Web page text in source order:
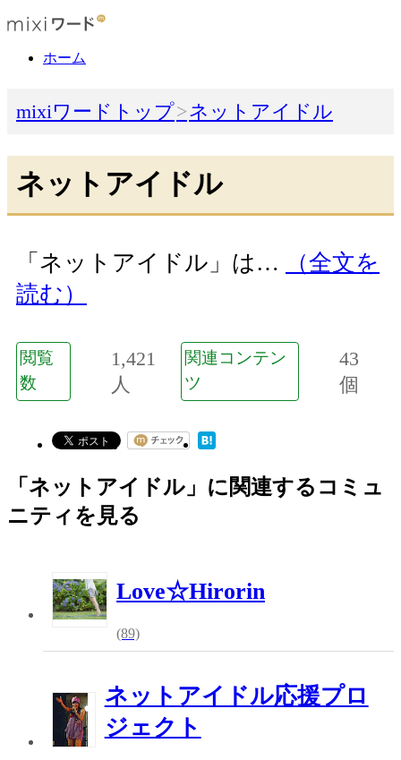
ホーム
mixiワードトップ ネットアイドル
ネットアイドル
「ネットアイドル」は…
（全文を
読む）
閲覧
数
1,421
人
関連コンテン
ツ
43
個
「ネットアイドル」に関連するコミュ
ニティを見る
Love☆Hirorin
(89)
ネットアイドル応援プロ
ジェクト